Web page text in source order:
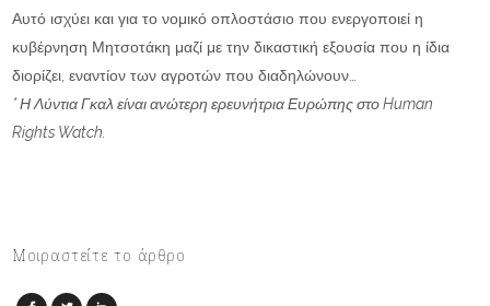
Αυτό ισχύει και για το νομικό οπλοστάσιο που ενεργοποιεί η
κυβέρνηση Μητσοτάκη μαζί με την δικαστική εξουσία που η ίδια
διορίζει, εναντίον των αγροτών που διαδηλώνουν…
* Η Λύντια Γκαλ είναι ανώτερη ερευνήτρια Ευρώπης στο Human
Rights Watch.
Μοιραστείτε το άρθρο